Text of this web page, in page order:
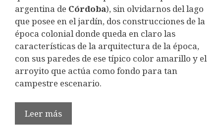
argentina de Córdoba), sin olvidarnos del lago
que posee en el jardín, dos construcciones de la
época colonial donde queda en claro las
características de la arquitectura de la época,
con sus paredes de ese típico color amarillo y el
arroyito que actúa como fondo para tan
campestre escenario.
Leer más